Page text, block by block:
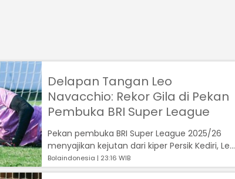
Delapan Tangan Leo
Navacchio: Rekor Gila di Pekan
Pembuka BRI Super League
Pekan pembuka BRI Super League 2025/26
menyajikan kejutan dari kiper Persik Kediri, Leo
Navacchio, yang dinobatkan sebag...
Bolaindonesia | 23:16 WIB